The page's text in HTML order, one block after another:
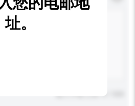
输入字数上限: 0 / 500
址。